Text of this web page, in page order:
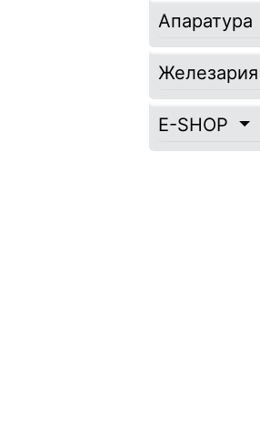
Апаратура
Железария
E-SHOP